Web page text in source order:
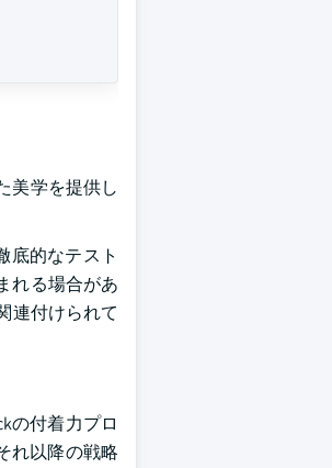
美学を提供し
底的なテスト
れる場合があ
連付けられて
の付着力プロ
れ以降の戦略